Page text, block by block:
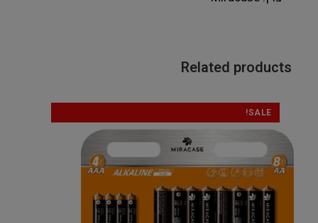
Related products
SALE!